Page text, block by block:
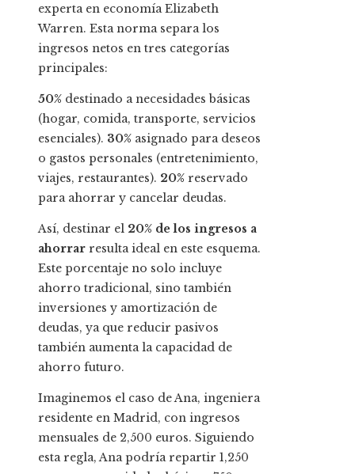
experta en economía Elizabeth
Warren. Esta norma separa los
ingresos netos en tres categorías
principales:
50% destinado a necesidades básicas
(hogar, comida, transporte, servicios
esenciales). 30% asignado para deseos
o gastos personales (entretenimiento,
viajes, restaurantes). 20% reservado
para ahorrar y cancelar deudas.
Así, destinar el 20% de los ingresos a
ahorrar resulta ideal en este esquema.
Este porcentaje no solo incluye
ahorro tradicional, sino también
inversiones y amortización de
deudas, ya que reducir pasivos
también aumenta la capacidad de
ahorro futuro.
Imaginemos el caso de Ana, ingeniera
residente en Madrid, con ingresos
mensuales de 2,500 euros. Siguiendo
esta regla, Ana podría repartir 1,250